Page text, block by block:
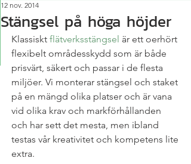
Stängsel på höga höjder
12 nov. 2014
Klassiskt flätverksstängsel är ett oerhört
flexibelt områdesskydd som är både
prisvärt, säkert och passar i de flesta
miljöer. Vi monterar stängsel och staket
på en mängd olika platser och är vana
vid olika krav och markförhållanden
och har sett det mesta, men ibland
testas vår kreativitet och kompetens lite
extra.